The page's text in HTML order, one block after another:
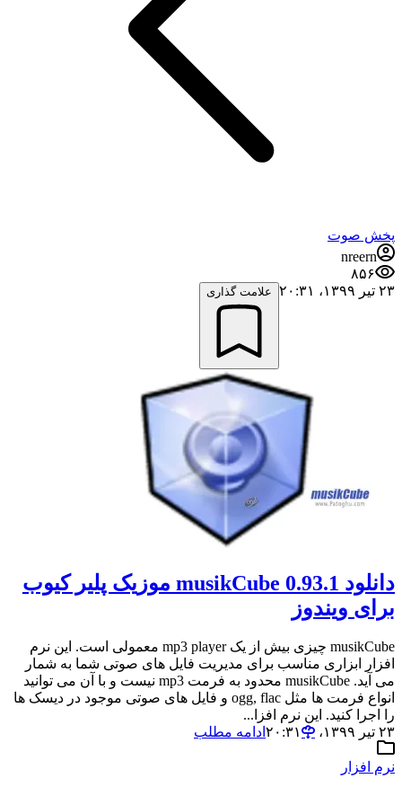
پخش صوت
nreern
۸۵۶
۲۳ تیر ۱۳۹۹،‏ ۲۰:۳۱
علامت گذاری
دانلود musikCube 0.93.1 موزیک پلیر کیوب
برای ویندوز
musikCube چیزی بیش از یک mp3 player معمولی است. این نرم
افزار ابزاری مناسب برای مدیریت فایل های صوتی شما به شمار
می آید. musikCube محدود به فرمت mp3 نیست و با آن می توانید
انواع فرمت ها مثل ogg, flac و فایل های صوتی موجود در دیسک ها
را اجرا کنید. این نرم افزا...
۲۳ تیر ۱۳۹۹،‏ ۲۰:۳۱
ادامه مطلب
نرم افزار